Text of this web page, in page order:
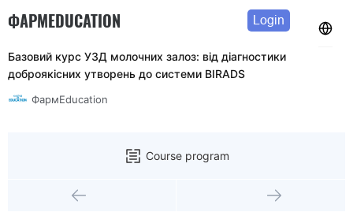
ФАРМEDUCATION Login
Базовий курс УЗД молочних залоз: від діагностики
доброякісних утворень до системи BIRADS
ФармEducation
Course program